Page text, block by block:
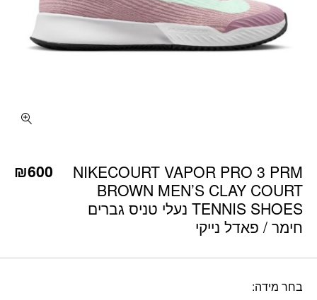
NIKECOURT VAPOR PRO 3 PRM
BROWN MEN’S CLAY COURT
TENNIS SHOES נעלי טניס גברים
חימר / פאדל נייקי
₪600
בחר מידה